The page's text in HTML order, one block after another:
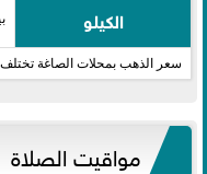
الكيلو بيع
سعر الذهب بمحلات الصاغة
مواقيت الصلاة